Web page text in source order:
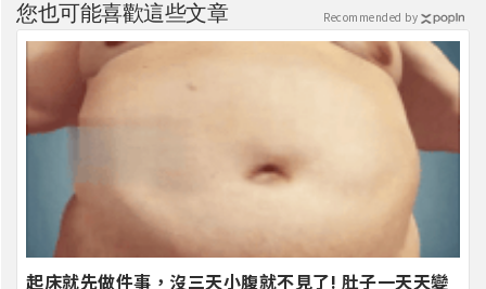
您也可能喜歡這些文章
起床就先做件事，沒三天小腹就不見了! 肚子一天天變
Recommended by